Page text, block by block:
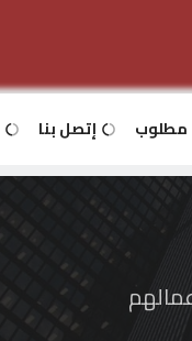
مطلوب إتصل بنا